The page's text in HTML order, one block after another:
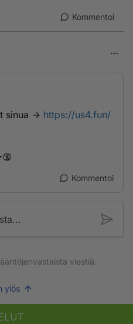
Kommentoi
­s­­­i­­­n­­­u­­a­­ -> https://us4.fun/
Kommentoi
viestiä.
ylös